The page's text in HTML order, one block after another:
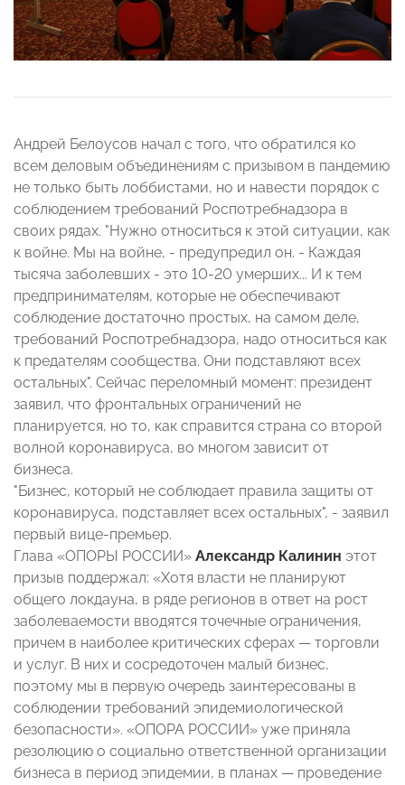
Андрей Белоусов начал с того, что обратился ко
всем деловым объединениям с призывом в пандемию
не только быть лоббистами, но и навести порядок с
соблюдением требований Роспотребнадзора в
своих рядах. "Нужно относиться к этой ситуации, как
к войне. Мы на войне, - предупредил он. - Каждая
тысяча заболевших - это 10-20 умерших... И к тем
предпринимателям, которые не обеспечивают
соблюдение достаточно простых, на самом деле,
требований Роспотребнадзора, надо относиться как
к предателям сообщества. Они подставляют всех
остальных". Сейчас переломный момент: президент
заявил, что фронтальных ограничений не
планируется, но то, как справится страна со второй
волной коронавируса, во многом зависит от
бизнеса.
"Бизнес, который не соблюдает правила защиты от
коронавируса, подставляет всех остальных", - заявил
первый вице-премьер.
Глава «ОПОРЫ РОССИИ» Александр Калинин этот
призыв поддержал: «Хотя власти не планируют
общего локдауна, в ряде регионов в ответ на рост
заболеваемости вводятся точечные ограничения,
причем в наиболее критических сферах — торговли
и услуг. В них и сосредоточен малый бизнес,
поэтому мы в первую очередь заинтересованы в
соблюдении требований эпидемиологической
безопасности». «ОПОРА РОССИИ» уже приняла
резолюцию о социально ответственной организации
бизнеса в период эпидемии, в планах — проведение